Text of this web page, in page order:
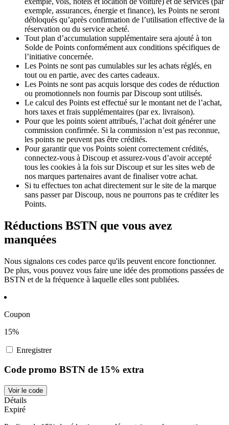
exemple, assurances, énergie et finance), les Points ne seront
débloqués qu’après confirmation de l’utilisation effective de la
réservation ou du service acheté.
Tout plan d’accumulation supplémentaire sera ajouté à ton
Solde de Points conformément aux conditions spécifiques de
l’initiative concernée.
Les Points ne sont pas cumulables sur les achats réglés, en
tout ou en partie, avec des cartes cadeaux.
Les Points ne sont pas acquis lorsque des codes de réduction
ou promotionnels non fournis par Discoup sont utilisés.
Le calcul des Points est effectué sur le montant net de l’achat,
hors taxes et frais supplémentaires (par ex. livraison).
Pour que les points soient attribués, l’achat doit générer une
commission confirmée. Si la commission n’est pas reconnue,
les points ne peuvent pas être crédités.
Pour garantir que vos Points soient correctement crédités,
connectez-vous à Discoup et assurez-vous d’avoir accepté
tous les cookies à la fois sur Discoup et sur les sites web de
nos marques partenaires avant de finaliser votre achat.
Si tu effectues ton achat directement sur le site de la marque
sans passer par Discoup, nous ne pourrons pas te créditer les
Points.
Réductions BSTN que vous avez
manquées
Nous signalons ces codes parce qu'ils peuvent encore fonctionner.
De plus, vous pouvez vous faire une idée des promotions passées de
BSTN et de la fréquence à laquelle elles sont publiées.
Coupon
15%
Enregistrer
Code promo BSTN de 15% extra
Voir le code
Détails
Expiré